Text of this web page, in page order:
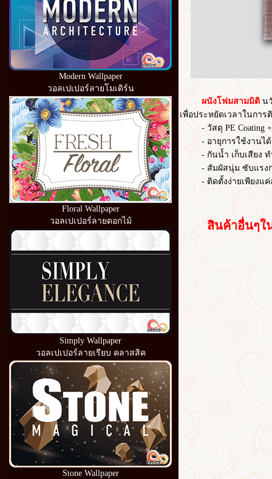
Modern Wallpaper
วอลเปเปอร์ลายโมเดิร์น
Floral Wallpaper
วอลเปเปอร์ลายดอกไม้
Simply Wallpaper
วอลเปเปอร์ลายเรียบ คลาสสิค
Stone Wallpaper
ผนังโฟมสามมิติ น
เพื่อประหยัดเวลาในกา
- วัสดุ PE Coating
- อายุการใช้งานไ
- กันน้ำ เก็บเสียง
- สัมผัสนุ่ม ซับแรง
- ติดตั้งง่ายเพียงแ
สินค้าอื่นๆใน